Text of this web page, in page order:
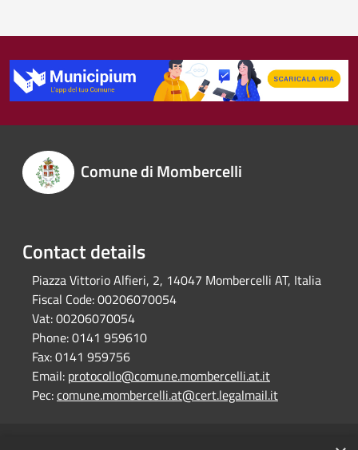
Comune di Mombercelli
Contact details
Piazza Vittorio Alfieri, 2, 14047 Mombercelli AT, Italia
Fiscal Code:00206070054
Vat:00206070054
Phone:0141 959610
Fax:0141 959756
Email: protocollo@comune.mombercelli.at.it
Pec:comune.mombercelli.at@cert.legalmail.it